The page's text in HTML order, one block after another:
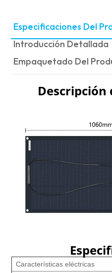
Especificaciones Del
Introducción Detallada
Empaquetado Del
Descripción
Características eléctricas